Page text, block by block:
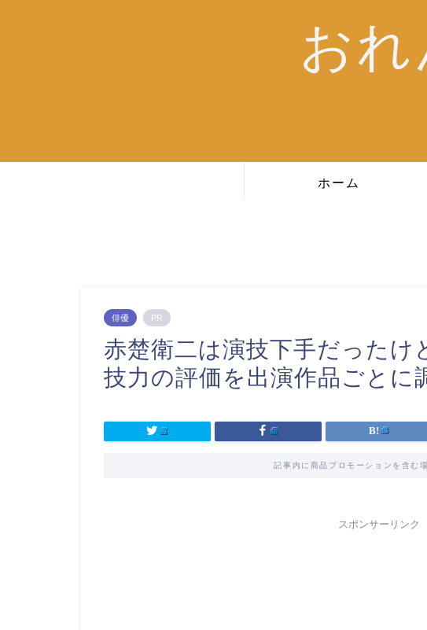
お
ホーム
俳優 PR
赤楚衛二は演技下手だったけ
技力の評価を出演作品ごとに
記事内に商品プロモーションを含む
スポンサーリンク